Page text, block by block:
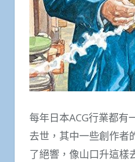
每年日本ACG行業都有
去世，其中一些創作者
了絕響，像山口升這樣